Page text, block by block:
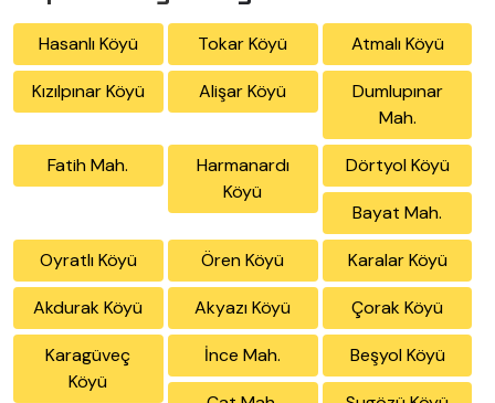
Hasanlı Köyü Tokar Köyü Atmalı Köyü
Kızılpınar Köyü Alişar Köyü
Dumlupınar
Mah.
Fatih Mah.
Harmanardı
Köyü
Dörtyol Köyü
Bayat Mah.
Oyratlı Köyü Ören Köyü Karalar Köyü
Akdurak Köyü Akyazı Köyü Çorak Köyü
Karagüveç
Köyü
İnce Mah. Beşyol Köyü